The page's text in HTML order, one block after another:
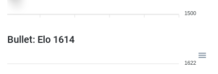
1500
Bullet: Elo 1614
1622